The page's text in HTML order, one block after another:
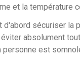
et la température
d'abord sécuriser la
absolument
est